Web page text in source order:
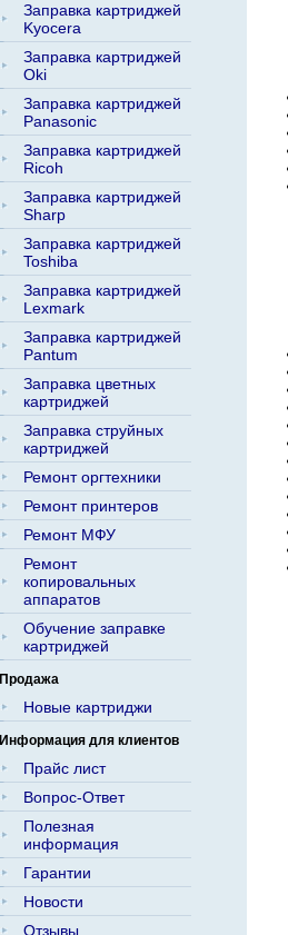
Заправка картриджей
Kyocera
Заправка картриджей
Oki
Заправка картриджей
Panasonic
Заправка картриджей
Ricoh
Заправка картриджей
Sharp
Заправка картриджей
Toshiba
Заправка картриджей
Lexmark
Заправка картриджей
Pantum
Заправка цветных
картриджей
Заправка струйных
картриджей
Ремонт оргтехники
Ремонт принтеров
Ремонт МФУ
Ремонт
копировальных
аппаратов
Обучение заправке
картриджей
Продажа
Новые картриджи
Информация для клиентов
Прайс лист
Вопрос-Ответ
Полезная
информация
Гарантии
Новости
Отзывы